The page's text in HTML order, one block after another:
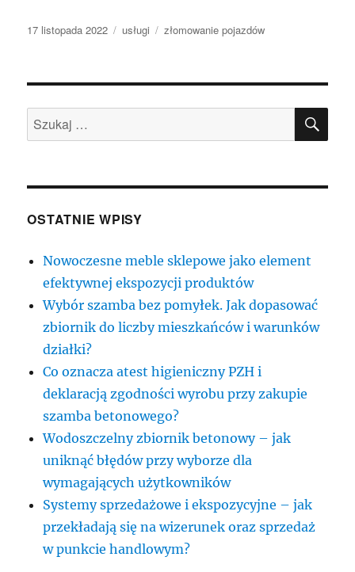
Data
17 listopada 2022 Kategorie
usługi Tagi
złomowanie pojazdów
Szukaj:
OSTATNIE WPISY
Nowoczesne meble sklepowe jako element
efektywnej ekspozycji produktów
Wybór szamba bez pomyłek. Jak dopasować
zbiornik do liczby mieszkańców i warunków
działki?
Co oznacza atest higieniczny PZH i
deklaracją zgodności wyrobu przy zakupie
szamba betonowego?
Wodoszczelny zbiornik betonowy – jak
uniknąć błędów przy wyborze dla
wymagających użytkowników
Systemy sprzedażowe i ekspozycyjne – jak
przekładają się na wizerunek oraz sprzedaż
w punkcie handlowym?